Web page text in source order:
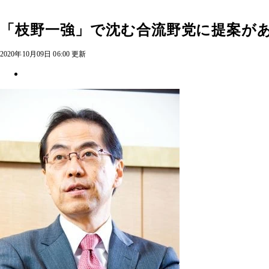
「枝野一強」で沈む合流野党に提案が
2020年10月09日 06:00 更新